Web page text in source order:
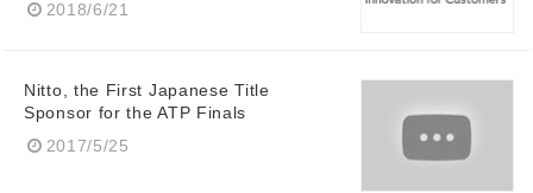
2018/6/21
Nitto, the First Japanese Title
Sponsor for the ATP Finals
2017/5/25